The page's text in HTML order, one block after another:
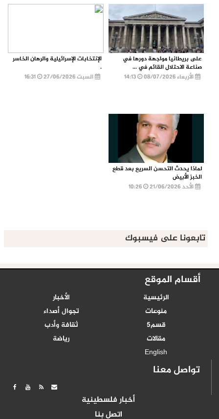
على بريطانيا مواجهة دورها في
صناعة الاحتلال القائم في ...
الأربعاء 08/07/2026
الإنتخابات الإسرائيلية والرهان الخاسر
.
السبت 27/06/2026
16:31
لماذا يحدث التحسن السريع بعد قطع
الخبز الأبيض
الأحد 21/06/2026
تابعونا على فيسبوك
أقسام الموقع
الرئيسية
الأخبار
منوعات
تجوال أصداء
قسم5
ثقافة وأدب
مقالات
رياضة
English
تواصل معنا
أخبار فلسطينية
اتصل بنا